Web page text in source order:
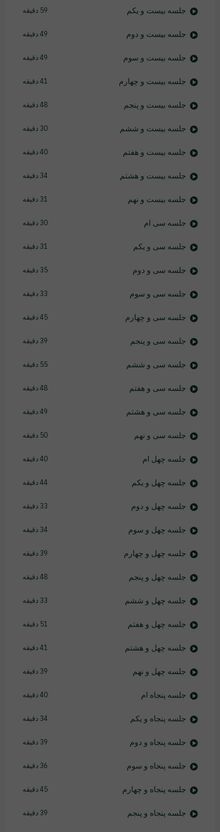
جلسه بیست و یکم 59 دقیقه
جلسه بیست و دوم 49 دقیقه
جلسه بیست و سوم 49 دقیقه
جلسه بیست و چهارم 41 دقیقه
جلسه بیست و پنجم 48 دقیقه
جلسه بیست و ششم 30 دقیقه
جلسه بیست و هفتم 40 دقیقه
جلسه بیست و هشتم 34 دقیقه
جلسه بیست و نهم 31 دقیقه
جلسه سی ام 30 دقیقه
جلسه سی و یکم 31 دقیقه
جلسه سی و دوم 35 دقیقه
جلسه سی و سوم 33 دقیقه
جلسه سی و چهارم 45 دقیقه
جلسه سی و پنجم 39 دقیقه
جلسه سی و ششم 55 دقیقه
جلسه سی و هفتم 48 دقیقه
جلسه سی و هشتم 49 دقیقه
جلسه سی و نهم 50 دقیقه
جلسه چهل ام 40 دقیقه
جلسه چهل و یکم 44 دقیقه
جلسه چهل و دوم 33 دقیقه
جلسه چهل و سوم 34 دقیقه
جلسه چهل و چهارم 39 دقیقه
جلسه چهل و پنجم 48 دقیقه
جلسه چهل و ششم 33 دقیقه
جلسه چهل و هفتم 51 دقیقه
جلسه چهل و هشتم 41 دقیقه
جلسه چهل و نهم 39 دقیقه
جلسه پنجاه ام 40 دقیقه
جلسه پنجاه و یکم 34 دقیقه
جلسه پنجاه و دوم 39 دقیقه
جلسه پنجاه و سوم 36 دقیقه
جلسه پنجاه و چهارم 45 دقیقه
جلسه پنجاه و پنجم 39 دقیقه